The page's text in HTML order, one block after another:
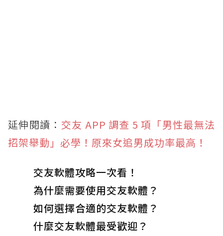
延伸閱讀： 交友 APP 調查 5 項「男性最無法
招架舉動」必學！原來女追男成功率最高！
交友軟體攻略一次看！
為什麼需要使用交友軟體？
如何選擇合適的交友軟體？
什麼交友軟體最受歡迎？